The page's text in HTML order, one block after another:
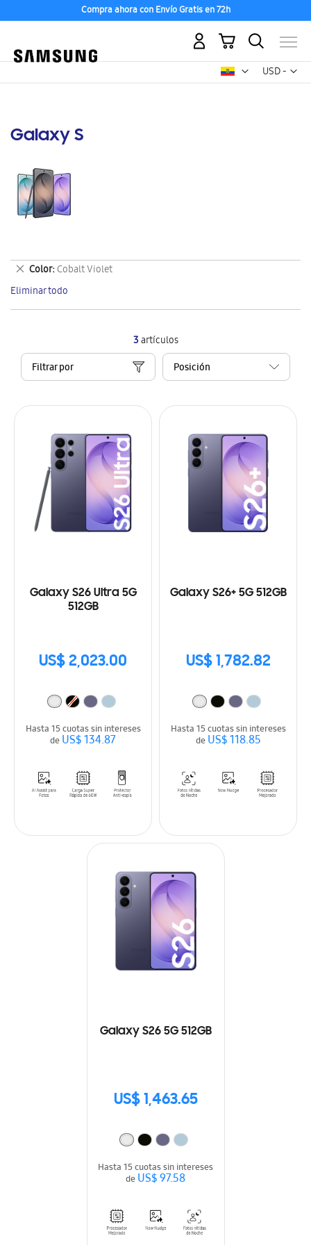
Compra ahora con Envío Gratis en 72h
USD -
dólar
Mi carrito
Galaxy S
3artículos
Filtrar por
Galaxy S26 Ultra 5G
512GB
US$ 2,023.00
Hasta 15 cuotas sin intereses
deUS$ 134.87
Galaxy S26+ 5G 512GB
US$ 1,782.82
Hasta 15 cuotas sin intereses
deUS$ 118.85
Galaxy S26 5G 512GB
US$ 1,463.65
Hasta 15 cuotas sin intereses
deUS$ 97.58
Color Cobalt Violet
Eliminar
este
artículo
Eliminar todo